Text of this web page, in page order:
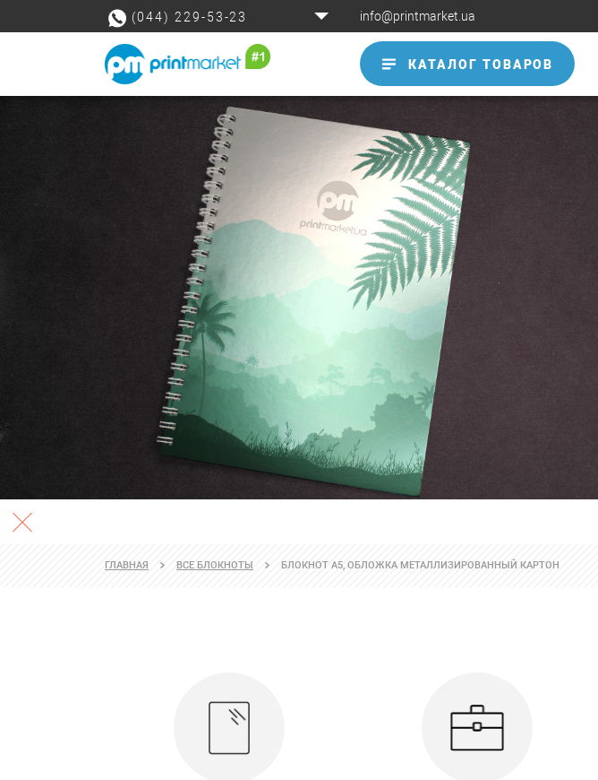
(044) 229-53-23 info@printmarket.ua
КАТАЛОГ ТОВАРОВ
ГЛАВНАЯ ВСЕ БЛОКНОТЫ БЛОКНОТ А5, ОБЛОЖКА МЕТАЛЛИЗИРОВАННЫЙ КАРТОН